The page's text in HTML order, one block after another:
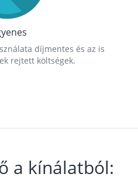
díjmentes és az is
rejtett költségek.
a kínálatból: